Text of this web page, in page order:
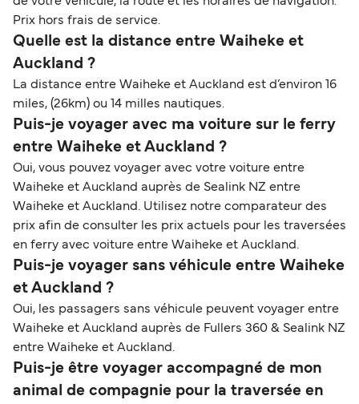
Prix hors frais de service.
Quelle est la distance entre Waiheke et
Auckland ?
La distance entre Waiheke et Auckland est d’environ 16
miles, (26km) ou 14 milles nautiques.
Puis-je voyager avec ma voiture sur le ferry
entre Waiheke et Auckland ?
Oui, vous pouvez voyager avec votre voiture entre
Waiheke et Auckland auprès de Sealink NZ entre
Waiheke et Auckland. Utilisez notre comparateur des
prix afin de consulter les prix actuels pour les traversées
en ferry avec voiture entre Waiheke et Auckland.
Puis-je voyager sans véhicule entre Waiheke
et Auckland ?
Oui, les passagers sans véhicule peuvent voyager entre
Waiheke et Auckland auprès de Fullers 360 & Sealink NZ
entre Waiheke et Auckland.
Puis-je être voyager accompagné de mon
animal de compagnie pour la traversée en